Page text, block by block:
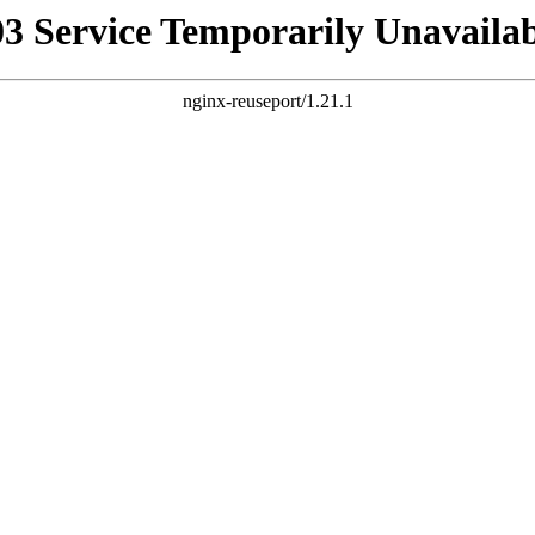
Service Temporarily
nginx-reuseport/1.21.1